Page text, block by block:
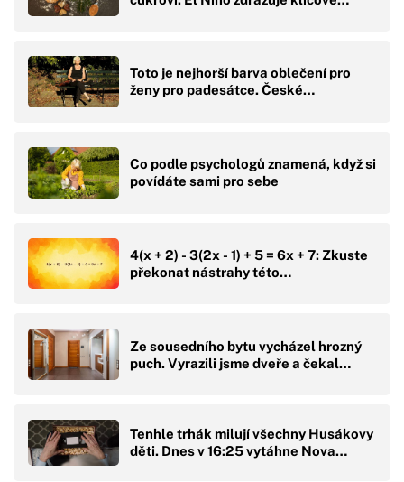
Toto je nejhorší barva oblečení pro
ženy pro padesátce. České…
Co podle psychologů znamená, když si
povídáte sami pro sebe
4(x + 2) - 3(2x - 1) + 5 = 6x + 7: Zkuste
překonat nástrahy této…
Ze sousedního bytu vycházel hrozný
puch. Vyrazili jsme dveře a čekal…
Tenhle trhák milují všechny Husákovy
děti. Dnes v 16:25 vytáhne Nova…